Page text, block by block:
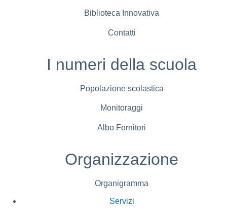
Biblioteca Innovativa
Contatti
I numeri della scuola
Popolazione scolastica
Monitoraggi
Albo Fornitori
Organizzazione
Organigramma
Servizi